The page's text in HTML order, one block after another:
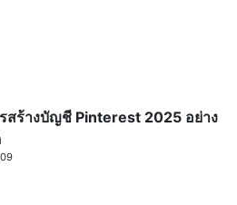
สร้างบัญชี Pinterest 2025 อย่าง